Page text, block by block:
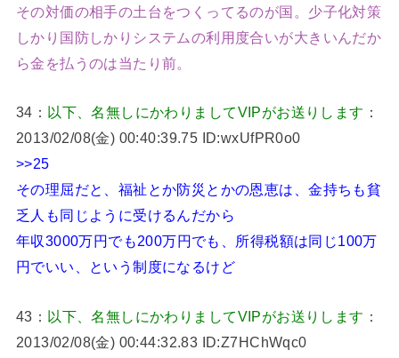
その対価の相手の土台をつくってるのが国。少子化対策
しかり国防しかりシステムの利用度合いが大きいんだか
ら金を払うのは当たり前。
34： 以下、名無しにかわりましてVIPがお送りします ：
2013/02/08(金) 00:40:39.75 ID:wxUfPR0o0
>>25
その理屈だと、福祉とか防災とかの恩恵は、金持ちも貧
乏人も同じように受けるんだから
年収3000万円でも200万円でも、所得税額は同じ100万
円でいい、という制度になるけど
43： 以下、名無しにかわりましてVIPがお送りします ：
2013/02/08(金) 00:44:32.83 ID:Z7HChWqc0